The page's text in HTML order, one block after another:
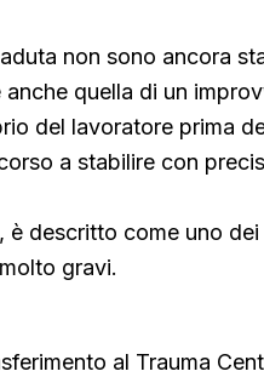
non sono ancora
quella di un
del lavoratore prima
a stabilire con
è descritto come uno
gravi.
al Trauma